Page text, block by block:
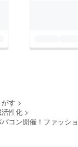
！このファッ
ョーで購入し
を気に入ってい
曜日の13時か
すファッショ
ー！ぜひみに来
い！！ 模擬
ャツをつくる
侍Tシャツさん
（パーカーなど
す >
性化 >
コン開催！ファッシ